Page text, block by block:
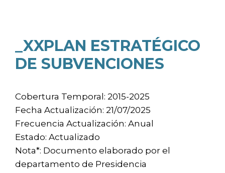
_XXPLAN ESTRATÉGICO
DE SUBVENCIONES
Cobertura Temporal: 2015-2025
Fecha Actualización: 21/07/2025
Frecuencia Actualización: Anual
Estado: Actualizado
Nota*: Documento elaborado por el
departamento de Presidencia